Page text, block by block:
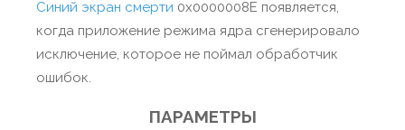
Синий экран смерти 0x0000008E появляется,
когда приложение режима ядра сгенерировало
исключение, которое не поймал обработчик
ошибок.
ПАРАМЕТРЫ